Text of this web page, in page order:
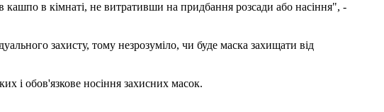
в кімнаті, не витративши на придбання розсади або насіння", -
захисту, тому незрозуміло, чи буде маска захищати від
і обов'язкове носіння захисних масок.